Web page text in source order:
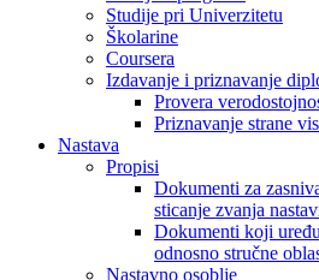
Studije pri Univerzitetu
Školarine
Coursera
Izdavanje i priznavanje
Provera
Priznavanje strane
Nastava
Propisi
Dokumenti za
sticanje zvanja
Dokumenti koji
odnosno stručne
Nastavno osoblje